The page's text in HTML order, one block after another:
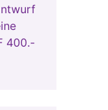
400.-